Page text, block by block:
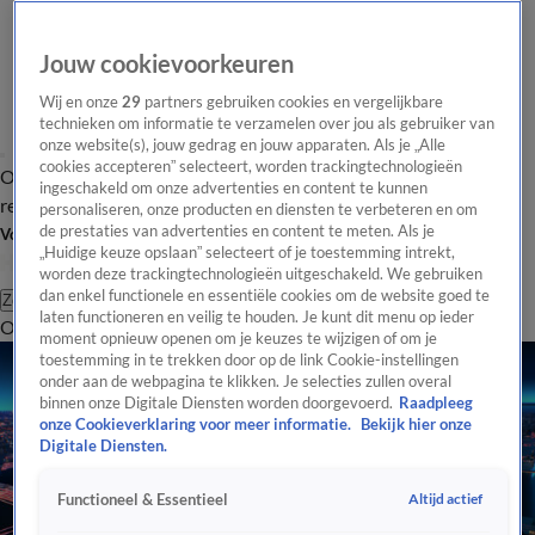
Overzicht Laatste nieuws Regionieuws Het beste van Hart
Tip de
redactie
Volg Hart van Nederland
Zoeken
OverzichtRegioUitzendingenWeerTip de redactiePanelVideo's
Jouw cookievoorkeuren
Wij en onze29 partners gebruiken cookies en vergelijkbare
technieken om informatie te verzamelen over jou als gebruiker van
onze website(s), jouw gedrag en jouw apparaten. Als je „Alle
cookies accepteren” selecteert, worden trackingtechnologieën
ingeschakeld om onze advertenties en content te kunnen
personaliseren, onze producten en diensten te verbeteren en om
de prestaties van advertenties en content te meten. Als je
„Huidige keuze opslaan” selecteert of je toestemming intrekt,
worden deze trackingtechnologieën uitgeschakeld. We gebruiken
dan enkel functionele en essentiële cookies om de website goed te
laten functioneren en veilig te houden. Je kunt dit menu op ieder
moment opnieuw openen om je keuzes te wijzigen of om je
toestemming in te trekken door op de link Cookie-instellingen
onder aan de webpagina te klikken. Je selecties zullen overal
binnen onze Digitale Diensten worden doorgevoerd. Raadpleeg
onze Cookieverklaring voor meer informatie.
Bekijk hier onze
Digitale Diensten.
Functioneel & Essentieel Altijd actief